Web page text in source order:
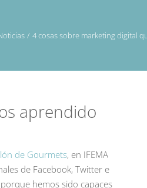
4 cosas sobre marketing digital
aprendido
de Gourmets, en IFEMA
de Facebook, Twitter e
hemos sido capaces